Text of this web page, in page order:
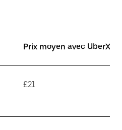
Prix moyen avec UberX*
£21